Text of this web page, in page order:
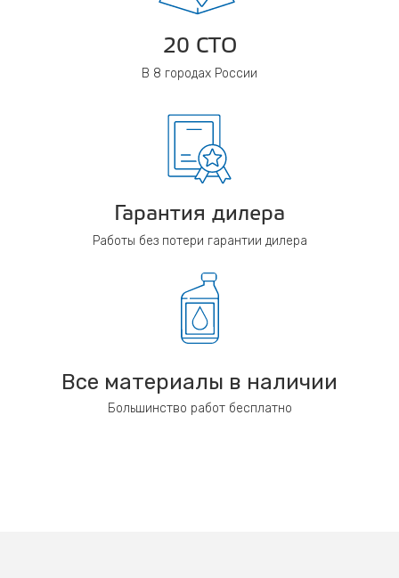
20 СТО
В 8 городах России
Гарантия дилера
Работы без потери гарантии дилера
Все материалы в наличии
Большинство работ бесплатно